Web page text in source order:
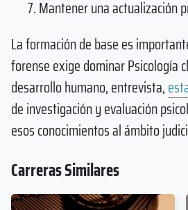
Mantener una actualización
La formación de base es
forense exige dominar Psicología
desarrollo humano, entrevista,
de investigación y evaluación
esos conocimientos al ámbito
Carreras Similares